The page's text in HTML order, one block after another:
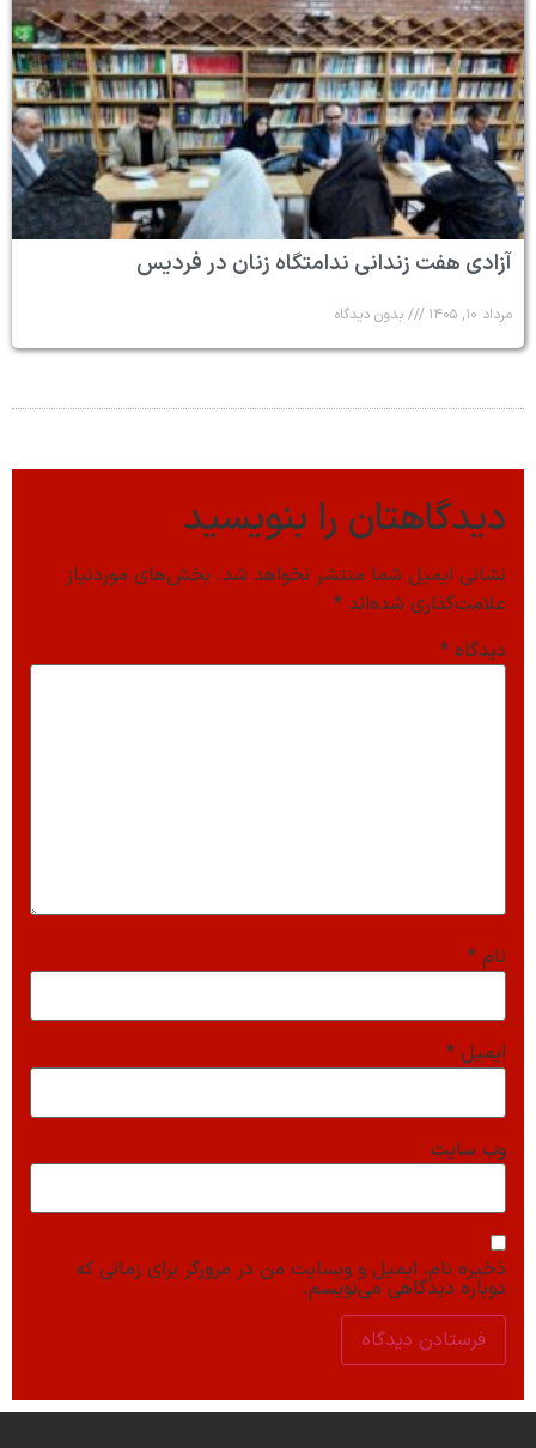
آزادی هفت زندانی ندامتگاه زنان در فردیس
مرداد ۱۰, ۱۴۰۵ بدون دیدگاه
دیدگاهتان را بنویسید
نشانی ایمیل شما منتشر نخواهد شد. بخش‌های موردنیاز
علامت‌گذاری شده‌اند *
دیدگاه *
نام *
ایمیل *
وب‌ سایت
ذخیره نام، ایمیل و وبسایت من در مرورگر برای زمانی که
دوباره دیدگاهی می‌نویسم.